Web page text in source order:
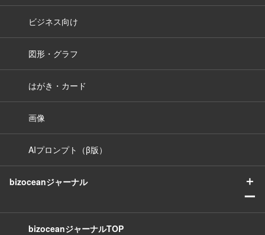
ビジネス向け
図形・グラフ
はがき・カード
画像
AIプロンプト（β版）
bizoceanジャーナル
＋
ー
bizoceanジャーナルTOP